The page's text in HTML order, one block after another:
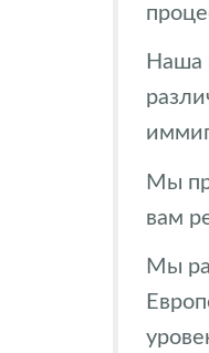
Наша
Мы
вам
Мы